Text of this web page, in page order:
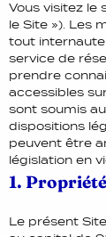
Vous visitez le
le Site »). Les
tout internaute
service de
prendre
accessibles
sont soumis
dispositions
peuvent être
législation en
1.
Le présent